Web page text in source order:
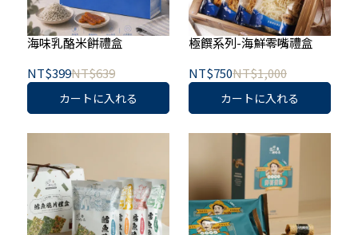
海味乳酪米餅禮盒
NT$399NT$639
カートに入れる
極饌系列-海鮮零嘴禮盒
NT$750NT$1,000
カートに入れる